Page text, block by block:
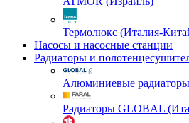
Термолюкс (Италия-
Насосы и насосные станции
Радиаторы и
Алюминиевые
Радиаторы GLOBAL